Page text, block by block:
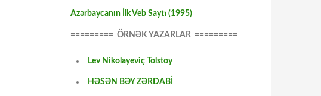
Azərbaycanın İlk Veb Saytı (1995)
========= ÖRNƏK YAZARLAR =========
Lev Nikolayeviç Tolstoy
HƏSƏN BƏY ZƏRDABİ